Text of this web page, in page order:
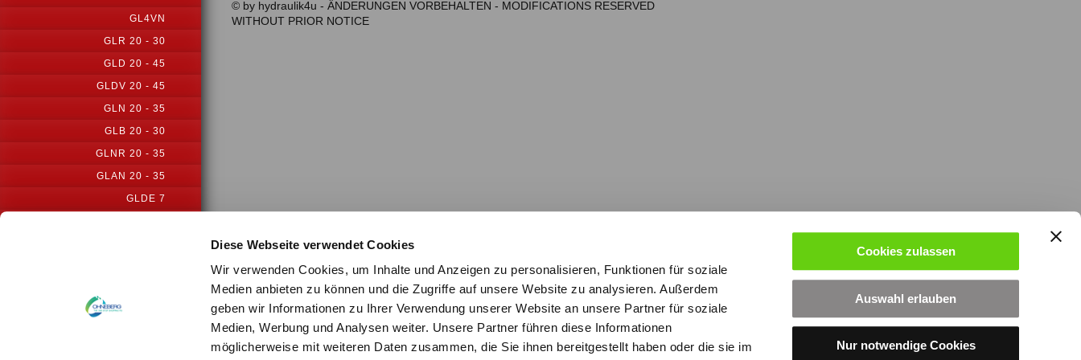
Diese Webseite verwendet Cookies
Wir verwenden Cookies, um Inhalte und Anzeigen zu personalisieren, Funktionen für soziale
Medien anbieten zu können und die Zugriffe auf unsere Website zu analysieren. Außerdem
geben wir Informationen zu Ihrer Verwendung unserer Website an unsere Partner für soziale
Medien, Werbung und Analysen weiter. Unsere Partner führen diese Informationen
möglicherweise mit weiteren Daten zusammen, die Sie ihnen bereitgestellt haben oder die sie im
Cookies zulassen
Auswahl erlauben
Nur notwendige Cookies
GL4VN
GLR 20 - 30
GLD 20 - 45
GLDV 20 - 45
GLN 20 - 35
GLB 20 - 30
GLNR 20 - 35
GLAN 20 - 35
GLDE 7
GLS25-S1-VM
© by hydraulik4u - ÄNDERUNGEN VORBEHALTEN - MODIFICATIONS RESERVED
WITHOUT PRIOR NOTICE